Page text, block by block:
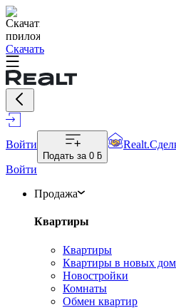
Скачать
Войти
Подать за 0 ƃ
Войти
Продажа
Квартиры
Квартиры
Квартиры в новых
Новостройки
Комнаты
Обмен квартир